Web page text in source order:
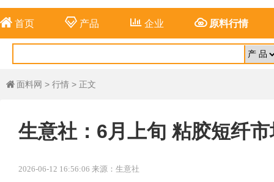
 首页 产品 企业 原料行情
 面料网 > 行情 > 正文
生意社：6月上旬 粘胶短纤
2026-06-12 16:56:06 来源：生意社